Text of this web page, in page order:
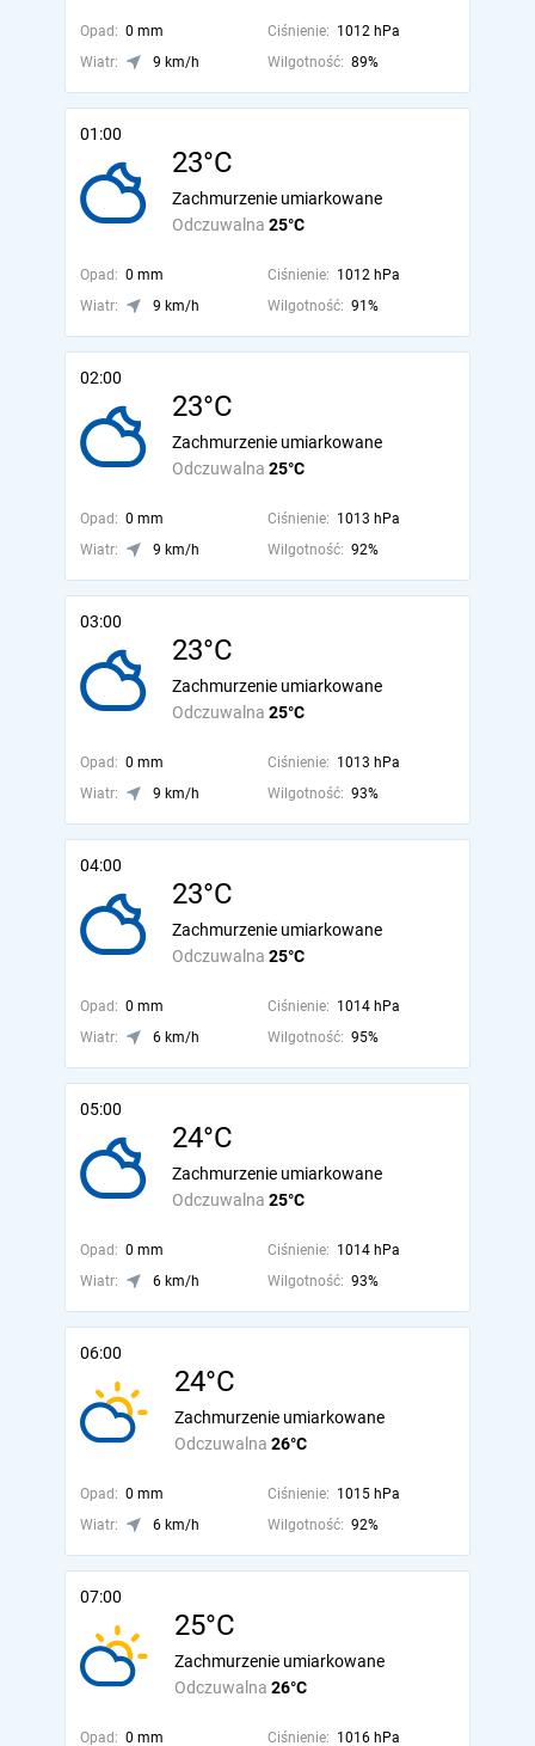
Opad: 0 mm Ciśnienie: 1012 hPa
Wiatr:
9 km/h Wilgotność: 89%
01:00
23°C
Odczuwalna 25°C
Zachmurzenie umiarkowane
Opad: 0 mm Ciśnienie: 1012 hPa
Wiatr:
9 km/h Wilgotność: 91%
02:00
23°C
Odczuwalna 25°C
Zachmurzenie umiarkowane
Opad: 0 mm Ciśnienie: 1013 hPa
Wiatr:
9 km/h Wilgotność: 92%
03:00
23°C
Odczuwalna 25°C
Zachmurzenie umiarkowane
Opad: 0 mm Ciśnienie: 1013 hPa
Wiatr:
9 km/h Wilgotność: 93%
04:00
23°C
Odczuwalna 25°C
Zachmurzenie umiarkowane
Opad: 0 mm Ciśnienie: 1014 hPa
Wiatr:
6 km/h Wilgotność: 95%
05:00
24°C
Odczuwalna 25°C
Zachmurzenie umiarkowane
Opad: 0 mm Ciśnienie: 1014 hPa
Wiatr:
6 km/h Wilgotność: 93%
06:00
24°C
Odczuwalna 26°C
Zachmurzenie umiarkowane
Opad: 0 mm Ciśnienie: 1015 hPa
Wiatr:
6 km/h Wilgotność: 92%
07:00
25°C
Odczuwalna 26°C
Zachmurzenie umiarkowane
Opad: 0 mm Ciśnienie: 1016 hPa